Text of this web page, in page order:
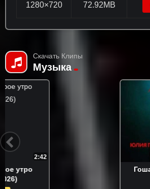
1280×720 72.92MB
Скачать Клипы
Музыка
Гоша Куценко, Юлия Пак -
(Премьера клипа